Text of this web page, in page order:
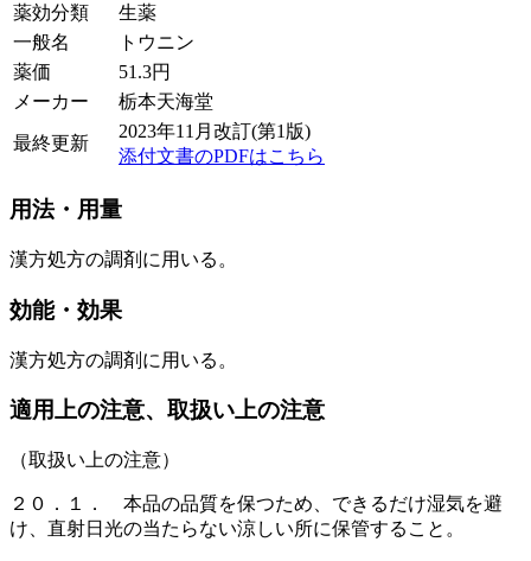
薬効分類
生薬
一般名
トウニン
薬価
51.3円
メーカー
栃本天海堂
最終更新
2023年11月改訂(第1版)
添付文書のPDFはこちら
用法・用量
漢方処方の調剤に用いる。
効能・効果
漢方処方の調剤に用いる。
適用上の注意、取扱い上の注意
（取扱い上の注意）
２０．１． 本品の品質を保つため、できるだけ湿気を避
け、直射日光の当たらない涼しい所に保管すること。